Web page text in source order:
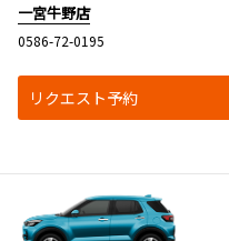
一宮牛野店
0586-72-0195
リクエスト予約